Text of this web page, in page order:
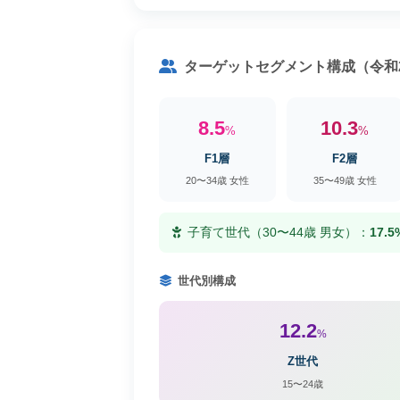
ターゲットセグメント構成（令
8.5%
F1層
20〜34歳 女性
10.3%
F2層
35〜49歳 女性
子育て世代（30〜44歳 男女）：
世代別構成
12.2%
Z世代
15〜24歳